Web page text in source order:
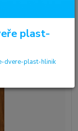
plast-
dvere-plast-hlinik